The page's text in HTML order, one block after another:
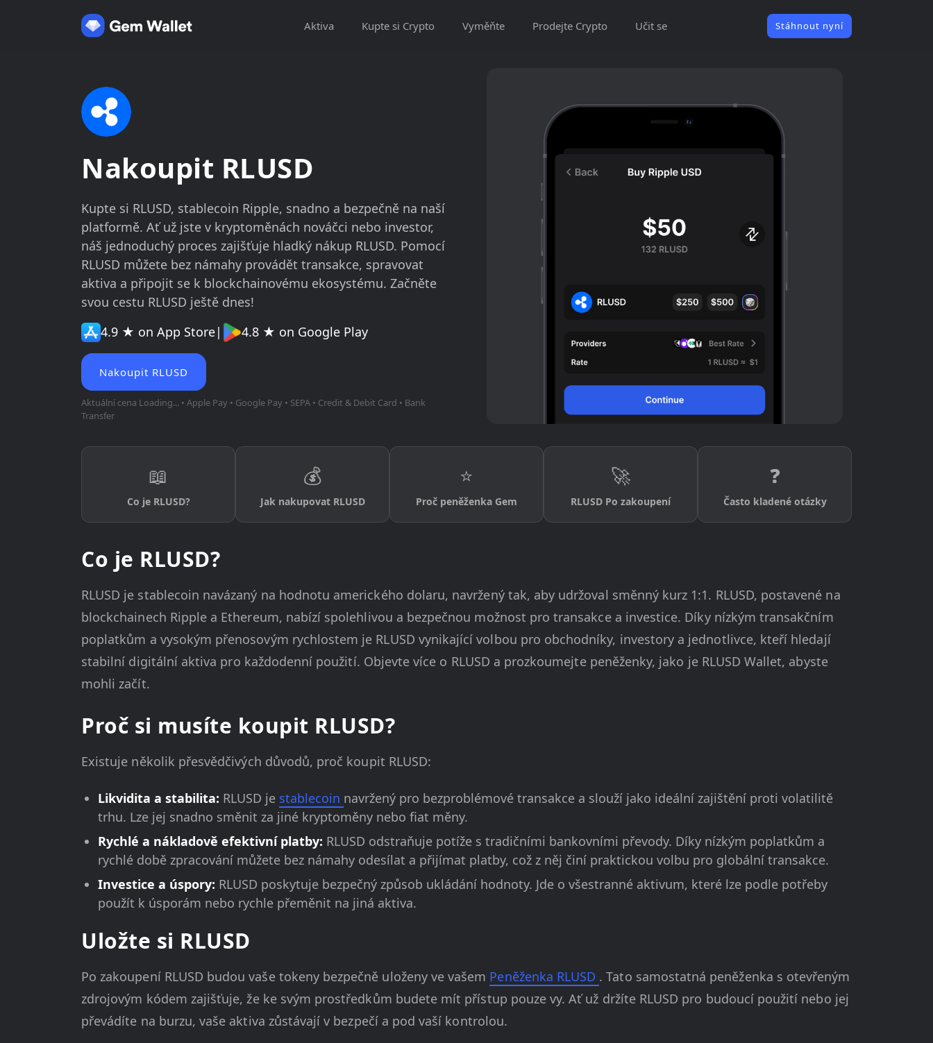
Aktiva Kupte si Crypto Vyměňte Prodejte Crypto Učit se Stáhnout nyní
Nakoupit RLUSD
Kupte si RLUSD, stablecoin Ripple, snadno a bezpečně na naší
platformě. Ať už jste v kryptoměnách nováčci nebo investor,
náš jednoduchý proces zajišťuje hladký nákup RLUSD. Pomocí
RLUSD můžete bez námahy provádět transakce, spravovat
aktiva a připojit se k blockchainovému ekosystému. Začněte
svou cestu RLUSD ještě dnes!
4.9 ★ on App Store| 4.8 ★ on Google Play
Nakoupit RLUSD
Aktuální cena Loading... • Apple Pay • Google Pay • SEPA • Credit & Debit Card • Bank
Transfer
📖
Co je RLUSD?
💰
Jak nakupovat RLUSD
⭐
Proč peněženka Gem
🚀
RLUSD Po zakoupení
❓
Často kladené otázky
Co je RLUSD?
RLUSD je stablecoin navázaný na hodnotu amerického dolaru, navržený tak, aby udržoval směnný kurz 1:1. RLUSD, postavené na
blockchainech Ripple a Ethereum, nabízí spolehlivou a bezpečnou možnost pro transakce a investice. Díky nízkým transakčním
poplatkům a vysokým přenosovým rychlostem je RLUSD vynikající volbou pro obchodníky, investory a jednotlivce, kteří hledají
stabilní digitální aktiva pro každodenní použití. Objevte více o RLUSD a prozkoumejte peněženky, jako je RLUSD Wallet, abyste
mohli začít.
Proč si musíte koupit RLUSD?
Existuje několik přesvědčivých důvodů, proč koupit RLUSD:
Likvidita a stabilita: RLUSD je stablecoin navržený pro bezproblémové transakce a slouží jako ideální zajištění proti volatilitě
trhu. Lze jej snadno směnit za jiné kryptoměny nebo fiat měny.
Rychlé a nákladově efektivní platby: RLUSD odstraňuje potíže s tradičními bankovními převody. Díky nízkým poplatkům a
rychlé době zpracování můžete bez námahy odesílat a přijímat platby, což z něj činí praktickou volbu pro globální transakce.
Investice a úspory: RLUSD poskytuje bezpečný způsob ukládání hodnoty. Jde o všestranné aktivum, které lze podle potřeby
použít k úsporám nebo rychle přeměnit na jiná aktiva.
Uložte si RLUSD
Po zakoupení RLUSD budou vaše tokeny bezpečně uloženy ve vašem Peněženka RLUSD . Tato samostatná peněženka s otevřeným
zdrojovým kódem zajišťuje, že ke svým prostředkům budete mít přístup pouze vy. Ať už držíte RLUSD pro budoucí použití nebo jej
převádíte na burzu, vaše aktiva zůstávají v bezpečí a pod vaší kontrolou.